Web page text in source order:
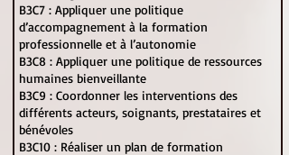
B3C7 : Appliquer une politique
d’accompagnement à la formation
professionnelle et à l’autonomie
B3C8 : Appliquer une politique de ressources
humaines bienveillante
B3C9 : Coordonner les interventions des
différents acteurs, soignants, prestataires et
bénévoles
B3C10 : Réaliser un plan de formation